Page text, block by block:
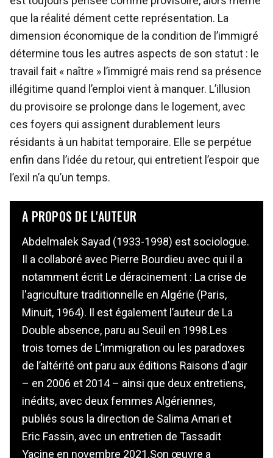
que la réalité dément cette représentation. La
dimension économique de la condition de l’immigré
détermine tous les autres aspects de son statut : le
travail fait « naître » l’immigré mais rend sa présence
illégitime quand l’emploi vient à manquer. L’illusion
du provisoire se prolonge dans le logement, avec
ces foyers qui assignent durablement leurs
résidants à un habitat temporaire. Elle se perpétue
enfin dans l’idée du retour, qui entretient l’espoir que
l’exil n’a qu’un temps.
A PROPOS DE L'AUTEUR
Abdelmalek Sayad (1933-1998) est sociologue.
Il a collaboré avec Pierre Bourdieu avec qui il a
notamment écrit Le déracinement : La crise de
l'agriculture traditionnelle en Algérie (Paris,
Minuit, 1964). Il est également l’auteur de La
Double absence, paru au Seuil en 1998.Les
trois tomes de L’immigration ou les paradoxes
de l’altérité ont paru aux éditions Raisons d'agir
– en 2006 et 2014 – ainsi que deux entretiens,
inédits, avec deux femmes Algériennes,
publiés sous la direction de Salima Amari et
Eric Fassin, avec un entretien de Tassadit
Yacine en novembre 2021.Son œuvre a